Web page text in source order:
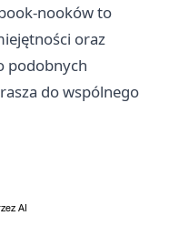
nooków to
oraz
podobnych
do wspólnego